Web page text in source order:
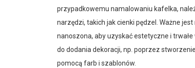
przypadkowemu namalowaniu kafelka,
narzędzi, takich jak cienki pędzel. Ważne
nanoszona, aby uzyskać estetyczne i
do dodania dekoracji, np. poprzez
pomocą farb i szablonów.